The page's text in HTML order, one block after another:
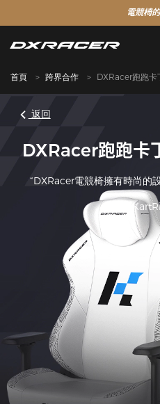
電競椅
首頁 跨界合作 DXRacer跑跑卡
返回
DXRacer跑跑卡
“DXRacer電競椅擁有時尚的